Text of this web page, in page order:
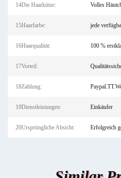
14Die Haarkütze: Volles
15Haarfarbe: jede
16Haarqualität: 100 %
17Vorteil:
18Zahlung:
19Dienstleistungen: Einkäufer
20Ursprüngliche Absicht: Erfolgreich